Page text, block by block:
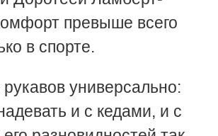
превыше всего
в спорте.
универсально:
и с кедами, и с